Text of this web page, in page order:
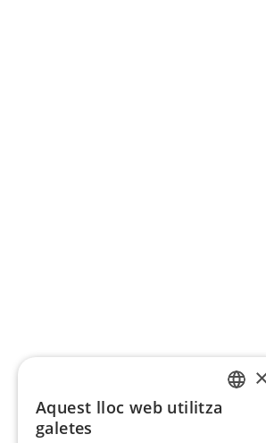
Aquest lloc web utilitza
galetes